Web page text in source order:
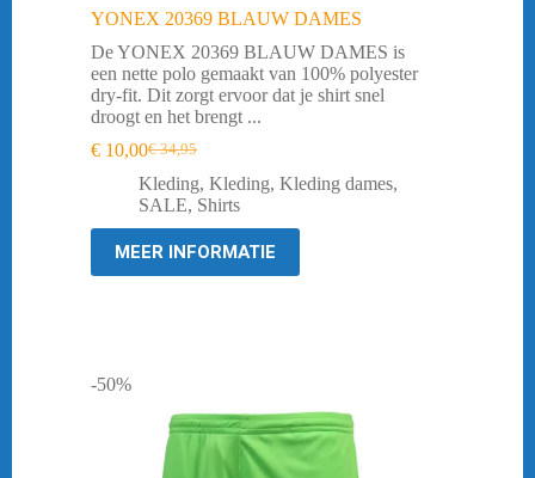
YONEX 20369 BLAUW DAMES
De YONEX 20369 BLAUW DAMES is
een nette polo gemaakt van 100% polyester
dry-fit. Dit zorgt ervoor dat je shirt snel
droogt en het brengt ...
€34,95
Oorspronkelijke
prijs
was:
€ 34,95.
€ 10,00Huidige
prijs
is:
€ 10,00.
Kleding, Kleding, Kleding dames,
SALE, Shirts
MEER INFORMATIE
-50%